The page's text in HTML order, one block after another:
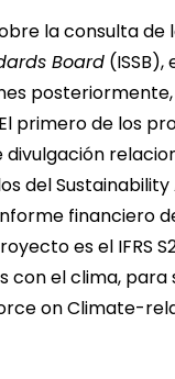
la consulta
Board(ISSB),
primero de los
del
financiero
es el IFRS
con el clima,
on Climate-